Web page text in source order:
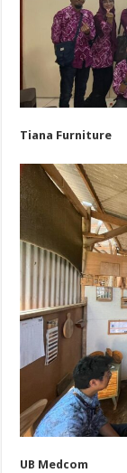
Tiana Furniture
UB Medcom